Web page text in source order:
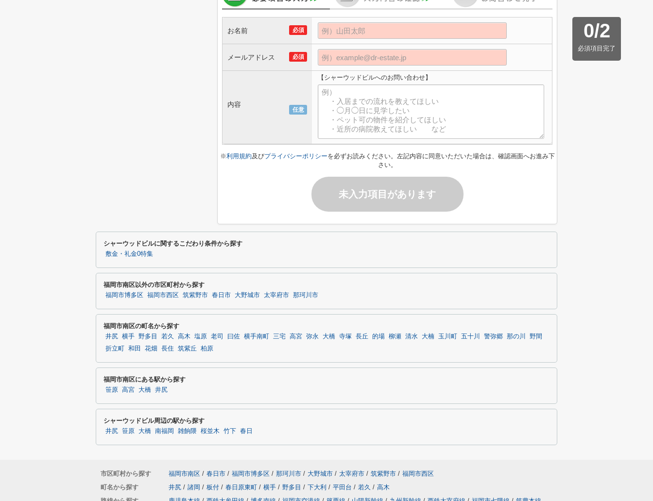
0/2
必須項目完了
必須
お名前
必須
メールアドレス
任意
内容
【シャーウッドビルへのお問い合わせ】
※利用規約及びプライバシーポリシーを必ずお読みください。左記内容に同意いただいた場合は、確認画面へお進み下
さい。
未入力項目があります
シャーウッドビルに関するこだわり条件から探す
敷金・礼金0特集
福岡市南区以外の市区町村から探す
福岡市博多区 福岡市西区 筑紫野市 春日市 大野城市 太宰府市 那珂川市
福岡市南区の町名から探す
井尻 横手 野多目 若久 高木 塩原 老司 曰佐 横手南町 三宅 高宮 弥永 大橋 寺塚 長丘 的場 柳瀬 清水 大楠 玉川町 五十川 警弥郷 那の川
野間
折立町
和田 花畑 長住 筑紫丘 柏原
福岡市南区にある駅から探す
笹原 高宮 大橋 井尻
シャーウッドビル周辺の駅から探す
井尻 笹原 大橋 南福岡 雑餉隈 桜並木 竹下 春日
市区町村から探す 福岡市南区 / 春日市 / 福岡市博多区 / 那珂川市 / 大野城市 / 太宰府市 / 筑紫野市 / 福岡市西区
町名から探す
井尻 / 諸岡 / 板付 / 春日原東町 / 横手 / 野多目 / 下大利 / 平田台 / 若久 / 高木